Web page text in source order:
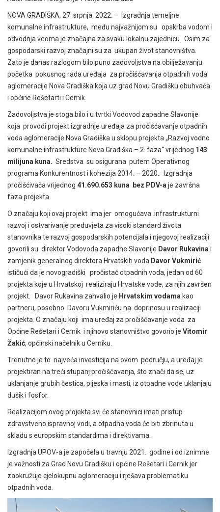
NOVA GRADIŠKA, 27. srpnja 2022. – Izgradnja temeljne
komunalne infrastrukture, među najvažnijom su opskrba vodom i
odvodnja veoma je značajna za svaku lokalnu zajednicu. Osim za
gospodarski razvoj značajni su za ukupan život stanovništva.
Zato je danas razlogom bilo puno zadovoljstva na obilježavanju
početka pokusnog rada uređaja za pročišćavanja otpadnih voda
aglomeracije Nova Gradiška koja uz grad Novu Gradišku obuhvaća
i općine Rešetarti i Cernik.
Zadovoljstva je stoga bilo i u tvrtki Vodovod zapadne Slavonije
koja provodi projekt izgradnje uređaja za pročišćavanje otpadnih
voda aglomeracije Nova Gradiška u sklopu projekta „Razvoj vodno
komunalne infrastrukture Nova Gradiška – 2. faza“ vrijednog 143
milijuna kuna. Sredstva su osigurana putem Operativnog
programa Konkurentnost i kohezija 2014. – 2020.. Izgradnja
pročišćivača vrijednog 41.690.653 kuna bez PDV-a je završna
faza projekta.
O značaju koji ovaj projekt ima jer omogućava infrastrukturni
razvoj i ostvarivanje preduvjeta za visoki standard života
stanovnika te razvoj gospodarskih potencijala i njegovoj realizaciji
govorili su direktor Vodovoda zapadne Slavonije Davor Rukavina i
zamjenik generalnog direktora Hrvatskih voda Davor Vukmirić
ističući da je novogradiški pročistač otpadnih voda, jedan od 60
projekta koje u Hrvatskoj realiziraju Hrvatske vode, za njih završen
projekt. Davor Rukavina zahvalio je Hrvatskim vodama kao
partneru, posebno Davoru Vukmiriću na doprinosu u realizaciji
projekta. O značaju koji ima uređaj za pročišćavanje voda za
Općine Rešetari i Cernik i njihovo stanovništvo govorio je Vitomir
Žakić, općinski načelnik u Cerniku.
Trenutno je to najveća investicija na ovom području, a uređaj je
projektiran na treći stupanj pročišćavanja, što znači da se, uz
uklanjanje grubih čestica, pijeska i masti, iz otpadne vode uklanjaju
dušik i fosfor.
Realizacijom ovog projekta svi će stanovnici imati pristup
zdravstveno ispravnoj vodi, a otpadna voda će biti zbrinuta u
skladu s europskim standardima i direktivama.
Izgradnja UPOV-a je započela u travnju 2021. godine i od iznimne
je važnosti za Grad Novu Gradišku i općine Rešetari i Cernik jer
zaokružuje cjelokupnu aglomeraciju i rješava problematiku
otpadnih voda.